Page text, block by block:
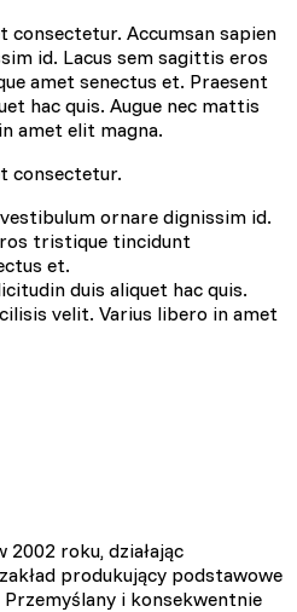
Accumsan sapien
id. Lacus sem sagittis eros
amet senectus et. Praesent
hac quis. Augue nec mattis
amet elit magna.
consectetur.
ornare dignissim id.
tristique tincidunt
et.
duis aliquet hac quis.
velit. Varius libero in amet
2002 roku, działając
produkujący podstawowe
i konsekwentnie